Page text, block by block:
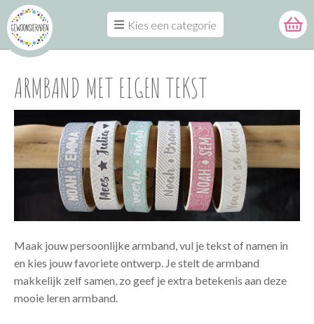
Kies een categorie
ARMBAND MET EIGEN TEKST
Maak jouw persoonlijke armband, vul je tekst of namen in
en kies jouw favoriete ontwerp. Je stelt de armband
makkelijk zelf samen, zo geef je extra betekenis aan deze
mooie leren armband.